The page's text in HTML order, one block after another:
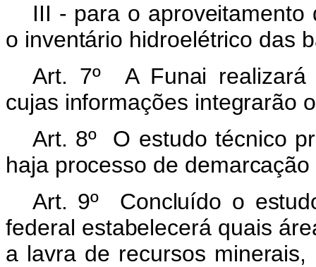
III - para o
o inventário hidroelétrico das
Art. 7º A Funai realizará
cujas informações integrarão
Art. 8º O estudo técnico
haja processo de
Art. 9º Concluído o
federal estabelecerá quais
a lavra de recursos